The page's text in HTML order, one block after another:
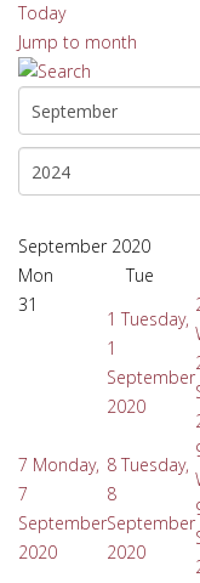
Today
Jump to month
September 2020
Mon
Tue
31
1 Tuesday,
1
September
2020
7 Monday,
7
September
2020
8 Tuesday,
8
September
2020